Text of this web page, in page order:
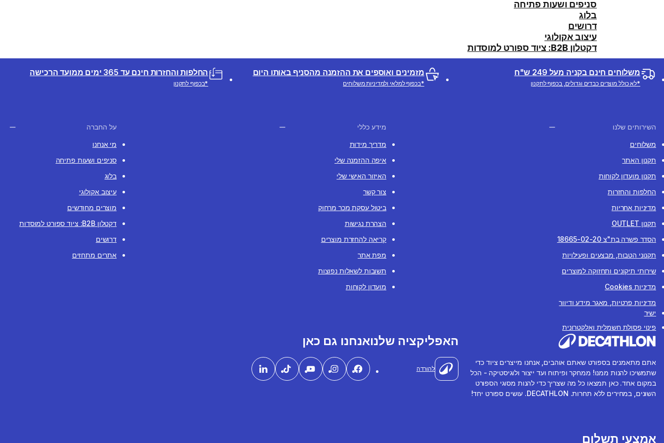
סניפים ושעות פתיחה
בלוג
דרושים
עיצוב אקולוגי
דקטלון B2B: ציוד ספורט למוסדות
משלוחים חינם בקניה מעל 249 ש"ח
*לא כולל מוצרים כבדים וגדולים, בכפוף לתקנון
מזמינים ואוספים את ההזמנה מהסניף באותו היום
*בכפוף למלאי ולמדיניות משלוחים
החלפות והחזרות חינם עד 365 ימים ממועד הרכישה
*בכפוף לתקנון
השירותים שלנו
משלוחים
תקנון האתר
תקנון מועדון לקוחות
החלפות והחזרות
מדיניות אחריות
תקנון OUTLET
הסדר פשרה בת"צ 18665-02-20
תקנוני הטבות, מבצעים ופעילויות
שירותי תיקונים ותחזוקה למוצרים
מדיניות Cookies
מדיניות פרטיות, מאגר מידע ודיוור
ישיר
פינוי פסולת חשמלית ואלקטרונית
מידע כללי
מדריך מידות
איפה ההזמנה שלי
האיזור האישי שלי
צור קשר
ביטול עסקת מכר מרחוק
הצהרת נגישות
קריאה להחזרת מוצרים
מפת אתר
תשובות לשאלות נפוצות
מועדון לקוחות
על החברה
מי אנחנו
סניפים ושעות פתיחה
בלוג
עיצוב אקולוגי
מוצרים מחודשים
דקטלון B2B: ציוד ספורט למוסדות
דרושים
אתרים מתחזים
אתם מתאמנים בספורט שאתם אוהבים, אנחנו מייצרים ציוד כדי
שתמשיכו להנות ממנו! ממחקר ופיתוח ועד ייצור ולוגיסטיקה - הכל
במקום אחד. כאן תמצאו כל מה שצריך כדי להנות מסוגי הספורט
השונים, במחירים ללא תחרות. DECATHLON. עושים ספורט יחד!
האפליקציה שלנו
להורדה
אנחנו גם כאן
אמצעי תשלום